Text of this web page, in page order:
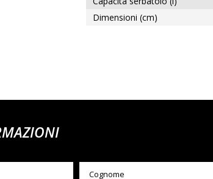
Dimensioni (cm)